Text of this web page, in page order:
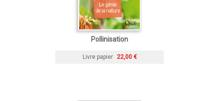
Pollinisation
Livre papier 22,00 €